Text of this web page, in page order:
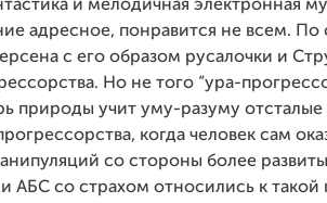
и мелодичная электронная
адресное, понравится не всем.
с его образом русалочки и
Но не того “ура-
природы учит уму-разуму
когда человек сам
со стороны более
АБС со страхом относились к такой